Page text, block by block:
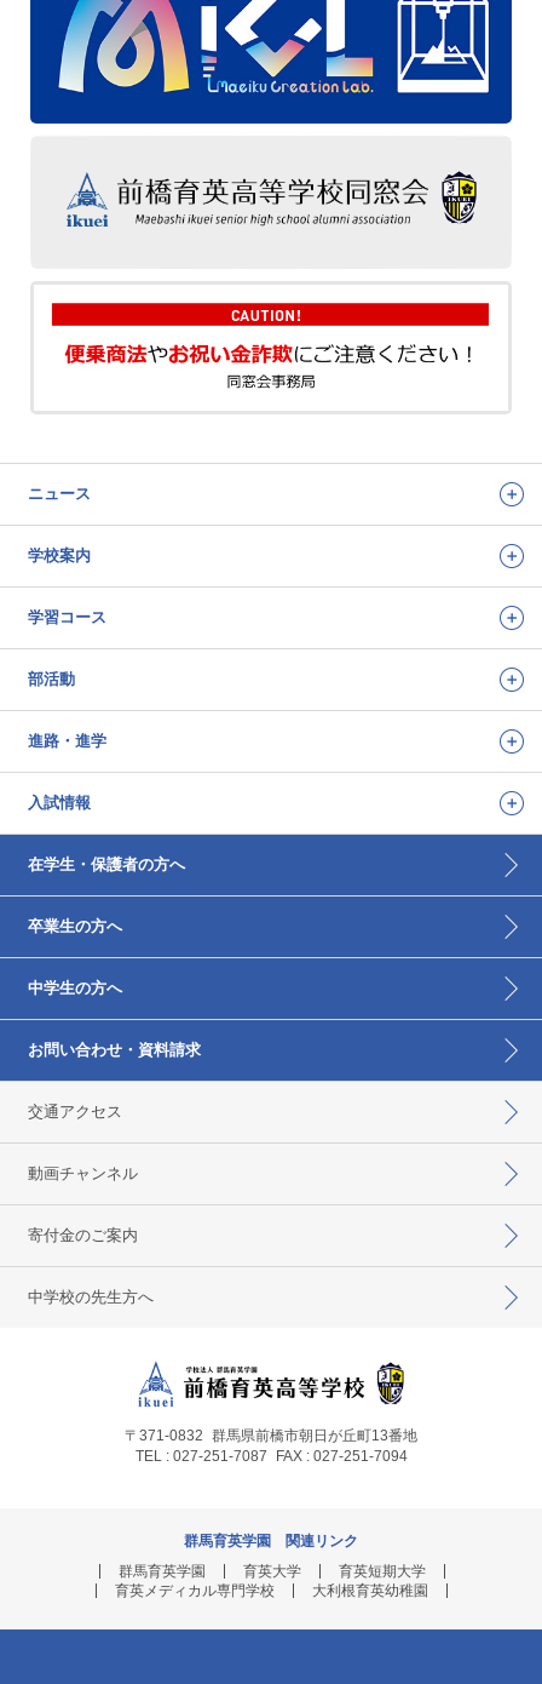
ニュース
学校案内
学習コース
部活動
進路・進学
入試情報
在学生・保護者の方へ
卒業生の方へ
中学生の方へ
お問い合わせ・資料請求
交通アクセス
動画チャンネル
寄付金のご案内
中学校の先生方へ
〒371-0832 群馬県前橋市朝日が丘町13番地
TEL : 027-251-7087
FAX : 027-251-7094
群馬育英学園 関連リンク
群馬育英学園
育英大学
育英短期大学
育英メディカル専門学校
大利根育英幼稚園